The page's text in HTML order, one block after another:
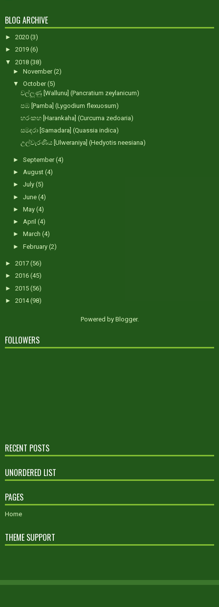
BLOG ARCHIVE
► 2020 (3)
► 2019 (6)
▼ 2018 (38)
► November(2)
▼ October(5)
වල්ලූණු [Wallunu] (Pancratium zeylanicum)
පඹ [Pamba] (Lygodium flexuosum)
හරංකහ [Harankaha] (Curcuma zedoaria)
සමදරා [Samadara] (Quassia indica)
උල්වැරණිය [Ulweraniya] (Hedyotis neesiana)
► September(4)
► August (4)
► July (5)
► June (4)
► May (4)
► April (4)
► March (4)
► February (2)
► 2017 (56)
► 2016 (45)
► 2015 (56)
► 2014(98)
Powered by Blogger.
FOLLOWERS
RECENT POSTS
UNORDERED LIST
PAGES
Home
THEME SUPPORT